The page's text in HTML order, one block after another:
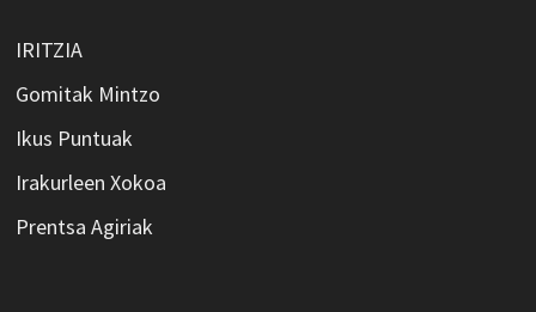
IRITZIA
Gomitak Mintzo
Ikus Puntuak
Irakurleen Xokoa
Prentsa Agiriak